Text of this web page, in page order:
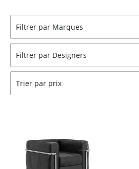
Étagères murales
Buffets & Commodes
Meubles TV
Caissons roulants et Meubles
Meubles de bar
Petits rangements
Pièces détachées
Filtrer par Marques
Filtrer par Designers
Trier par prix